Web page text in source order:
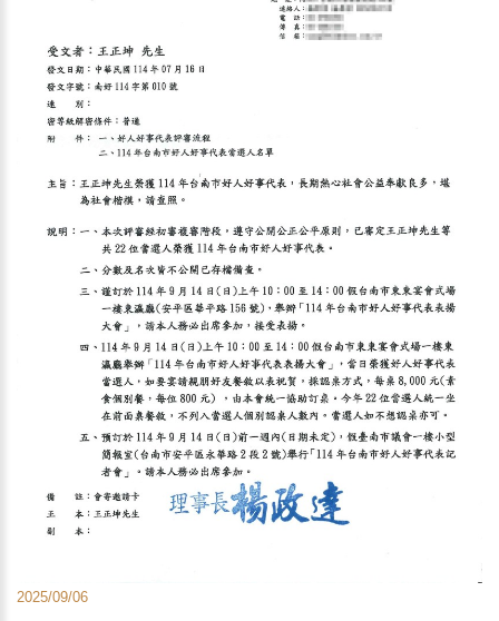
2025/09/06